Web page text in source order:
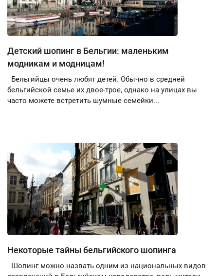
Детский шопинг в Бельгии: маленьким
модникам и модницам!
Бельгийцы очень любят детей. Обычно в средней
бельгийской семье их двое-трое, однако на улицах вы
часто можете встретить шумные семейки...
Некоторые тайны бельгийского шопинга
Шопинг можно назвать одним из национальных видов